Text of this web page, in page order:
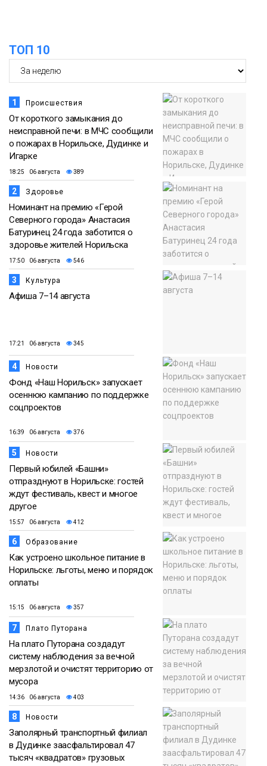
ТОП 10
1 Происшествия
От короткого замыкания до
неисправной печи: в МЧС сообщили
о пожарах в Норильске, Дудинке и
Игарке
18:25 06 августа 389
2 Здоровье
Номинант на премию «Герой
Северного города» Анастасия
Батуринец 24 года заботится о
здоровье жителей Норильска
17:50 06 августа 546
3 Культура
Афиша 7–14 августа
17:21 06 августа 345
4 Новости
Фонд «Наш Норильск» запускает
осеннюю кампанию по поддержке
соцпроектов
16:39 06 августа 376
5 Новости
Первый юбилей «Башни»
отпразднуют в Норильске: гостей
ждут фестиваль, квест и многое
другое
15:57 06 августа 412
6 Образование
Как устроено школьное питание в
Норильске: льготы, меню и порядок
оплаты
15:15 06 августа 357
7 Плато Путорана
На плато Путорана создадут
систему наблюдения за вечной
мерзлотой и очистят территорию от
мусора
14:36 06 августа 403
8 Новости
Заполярный транспортный филиал
в Дудинке заасфальтировал 47
тысяч «квадратов» грузовых